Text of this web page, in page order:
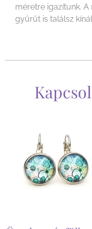
méretre igazítunk.
gyűrűt is találsz